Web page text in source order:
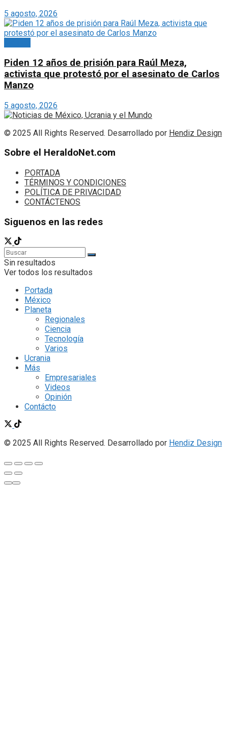
5 agosto, 2026
Piden 12 años de prisión para Raúl Meza,
activista que protestó por el asesinato de Carlos
Manzo
5 agosto, 2026
© 2025 All Rights Reserved. Desarrollado por Hendiz Design
Sobre el HeraldoNet.com
PORTADA
TÉRMINOS Y CONDICIONES
POLÍTICA DE PRIVACIDAD
CONTÁCTENOS
Siguenos en las redes
Sin resultados
Ver todos los resultados
Portada
México
Planeta
Regionales
Ciencia
Tecnología
Varios
Ucrania
Más
Empresariales
Videos
Opinión
Contácto
© 2025 All Rights Reserved. Desarrollado por Hendiz Design